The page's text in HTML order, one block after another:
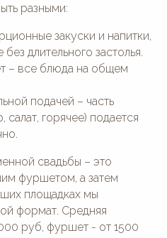
разными:
закуски и напитки,
длительного застолья.
– все блюда на общем
подачей – часть
горячее) подается
свадьбы – это
фуршетом, а затем
площадках мы
формат. Средняя
руб, фуршет - от 1500